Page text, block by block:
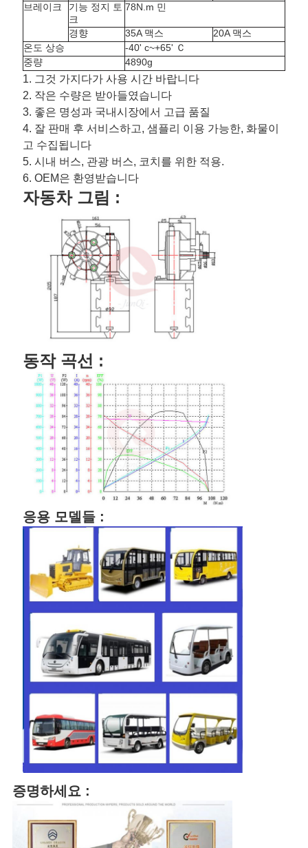
하
십
시
오
브레이크
기능 정지 토
크
78N.m 민
경향 35A 맥스
20A 맥스
온도 상승
-40' c~+65' Ｃ
중량
4890g
1. 그것 가지다가 사용 시간 바랍니다
2. 작은 수량은 받아들였습니다
3. 좋은 명성과 국내시장에서 고급 품질
4. 잘 판매 후 서비스하고, 샘플리 이용 가능한, 화물이
고 수집됩니다
5. 시내 버스, 관광 버스, 코치를 위한 적용.
6. OEM은 환영받습니다
자동차 그림 :
동작 곡선 :
응용 모델들 :
증명하세요 :